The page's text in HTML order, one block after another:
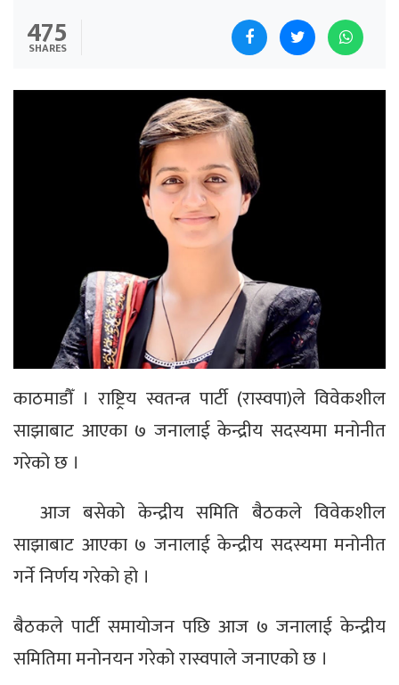
475
SHARES
काठमाडौँ । राष्ट्रिय स्वतन्त्र पार्टी (रास्वपा)ले विवेकशील
साझाबाट आएका ७ जनालाई केन्द्रीय सदस्यमा मनोनीत
गरेको छ ।
आज बसेको केन्द्रीय समिति बैठकले विवेकशील
साझाबाट आएका ७ जनालाई केन्द्रीय सदस्यमा मनोनीत
गर्ने निर्णय गरेको हो ।
बैठकले पार्टी समायोजन पछि आज ७ जनालाई केन्द्रीय
समितिमा मनोनयन गरेको रास्वपाले जनाएको छ ।